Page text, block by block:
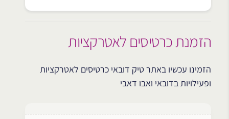
הזמנת כרטיסים לאטרקציות
הזמינו עכשיו באתר טיק דובאי כרטיסים לאטרקציות
ופעילויות בדובאי ואבו דאבי